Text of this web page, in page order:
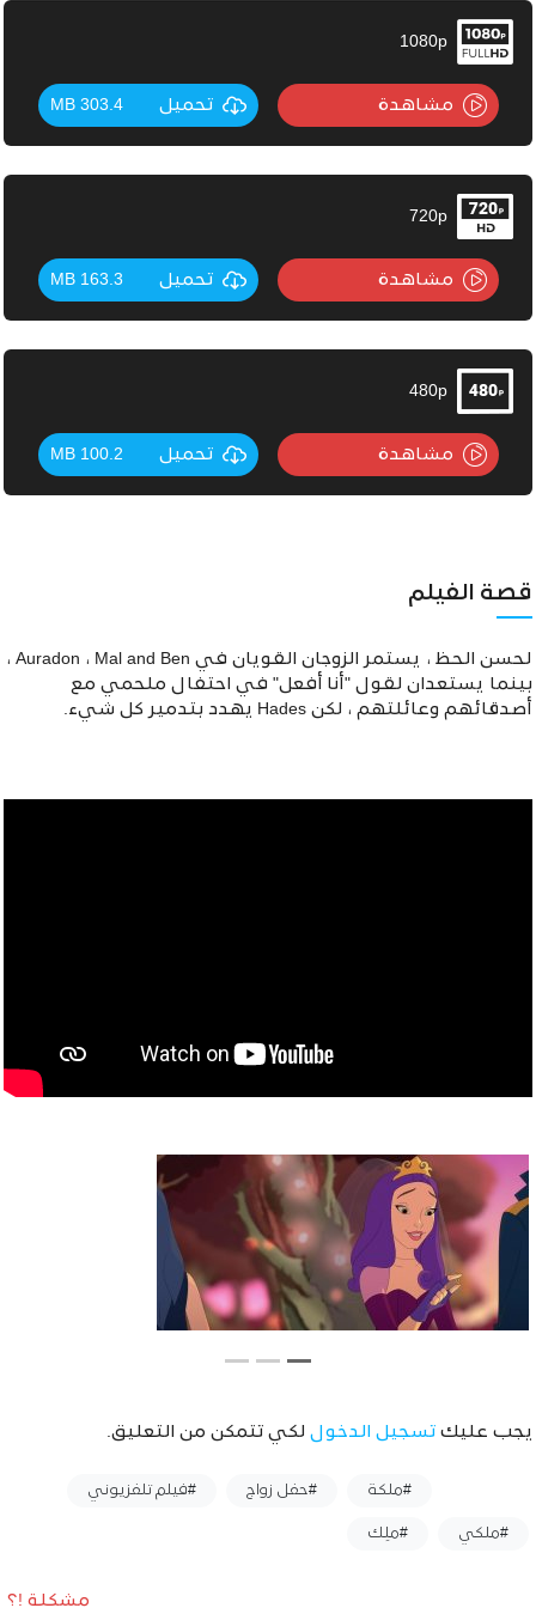
1080p
مشاهدة تحميل 303.4 MB
720p
مشاهدة تحميل 163.3 MB
480p
مشاهدة تحميل 100.2 MB
قصة الفيلم
لحسن الحظ ، يستمر الزوجان القويان في Auradon ، Mal and Ben ،
بينما يستعدان لقول "أنا أفعل" في احتفال ملحمي مع
أصدقائهم وعائلتهم ، لكن Hades يهدد بتدمير كل شيء.
يجب عليك تسجيل الدخول لكي تتمكن من التعليق.
#ملكة #حفل زواج #فيلم تلفزيوني
#ملكي #ملِك
مشكلة !؟